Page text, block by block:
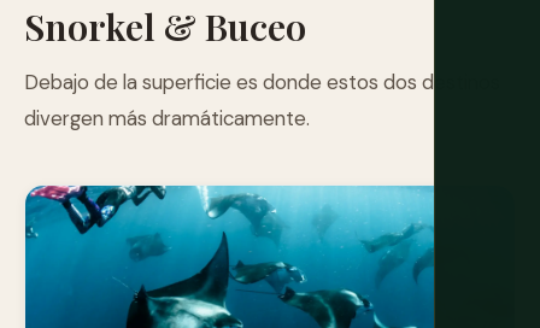
Snorkel & Buceo
Debajo de la superficie es donde estos dos destinos
divergen más dramáticamente.